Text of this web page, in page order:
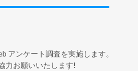
アンケート調査を実施します。
力お願いいたします!